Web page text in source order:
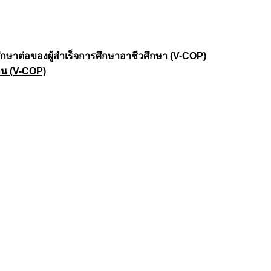
าต่อของผู้สำเร็จการศึกษาอาชีวศึกษา (V-COP)
(V-COP)